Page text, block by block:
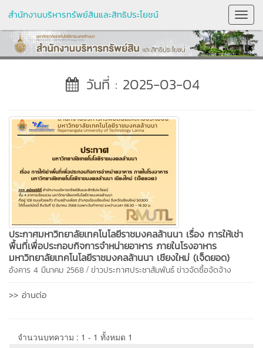
สำนักงานบริหารทรัพย์สินและสิทธิประโยชน์
วันที่ : 2025-03-04
ประกาศมหาวิทยาลัยเทคโนโลยีราชมงคลล้านนา เรื่อง การให้เช่า
พื้นที่เพื่อประกอบกิจการจำหน่ายอาหาร ภายในโรงอาหาร
มหาวิทยาลัยเทคโนโลยีราชมงคลล้านนา เชียงใหม่ (เจ็ดยอด)
อังคาร 4 มีนาคม 2568 / ข่าวประกาศประชาสัมพันธ์ข่าวจัดซื้อจัดจ้าง
>> อ่านต่อ
จำนวนบทความ : 1 - 1 ทั้งหมด 1